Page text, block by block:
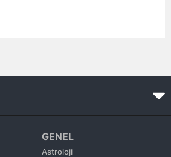
Kars
Kastamonu
GENEL
Astroloji